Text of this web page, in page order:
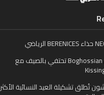
بوغوصيان Boghossian تحتفي بالصيف مع
تُطلق تشكيلة العيد النسائية الأكثر